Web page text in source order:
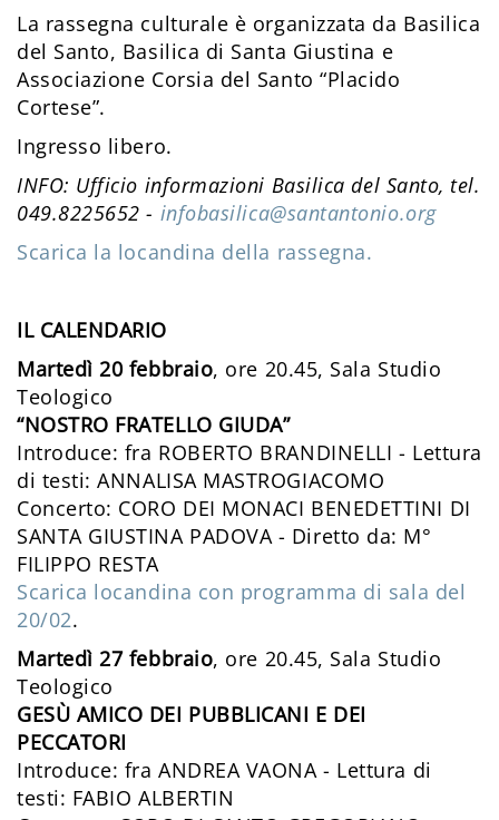
La rassegna culturale è organizzata da Basilica
del Santo, Basilica di Santa Giustina e
Associazione Corsia del Santo “Placido
Cortese”.
Ingresso libero.
INFO: Ufficio informazioni Basilica del Santo, tel.
049.8225652 - infobasilica@santantonio.org
Scarica la locandina della rassegna.
IL CALENDARIO
Martedì 20 febbraio, ore 20.45, Sala Studio
Teologico
“NOSTRO FRATELLO GIUDA”
Introduce: fra ROBERTO BRANDINELLI - Lettura
di testi: ANNALISA MASTROGIACOMO
Concerto: CORO DEI MONACI BENEDETTINI DI
SANTA GIUSTINA PADOVA - Diretto da: M°
FILIPPO RESTA
Scarica locandina con programma di sala del
20/02.
Martedì 27 febbraio, ore 20.45, Sala Studio
Teologico
GESÙ AMICO DEI PUBBLICANI E DEI
PECCATORI
Introduce: fra ANDREA VAONA - Lettura di
testi: FABIO ALBERTIN